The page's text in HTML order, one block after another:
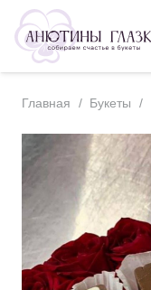
Главная / Букеты /